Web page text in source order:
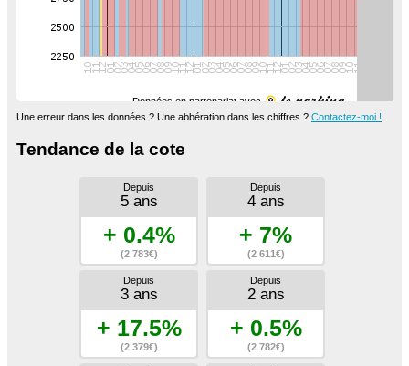
Données en partenariat avec
Une erreur dans les données ? Une abbération dans les chiffres ? Contactez-moi !
Tendance de la cote
Depuis
5 ans
+ 0.4%
(2 783€)
Depuis
4 ans
+ 7%
(2 611€)
Depuis
3 ans
+ 17.5%
(2 379€)
Depuis
2 ans
+ 0.5%
(2 782€)